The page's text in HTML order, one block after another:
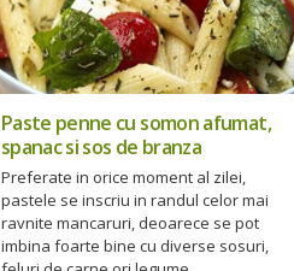
Paste penne cu somon afumat,
spanac si sos de branza
Preferate in orice moment al zilei,
pastele se inscriu in randul celor mai
ravnite mancaruri, deoarece se pot
imbina foarte bine cu diverse sosuri,